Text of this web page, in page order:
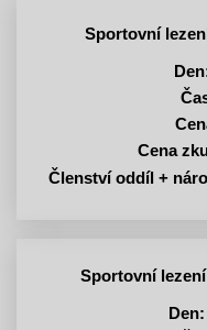
Sportovní
Cena
Členství oddíl +
Sportovní lezení
Den: